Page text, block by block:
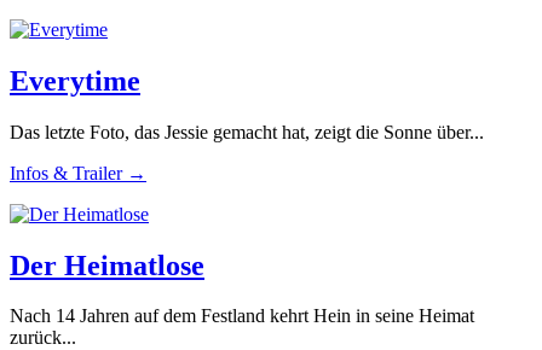
Everytime
Das letzte Foto, das Jessie gemacht hat, zeigt die Sonne über...
Infos & Trailer →
Der Heimatlose
Nach 14 Jahren auf dem Festland kehrt Hein in seine Heimat
zurück...